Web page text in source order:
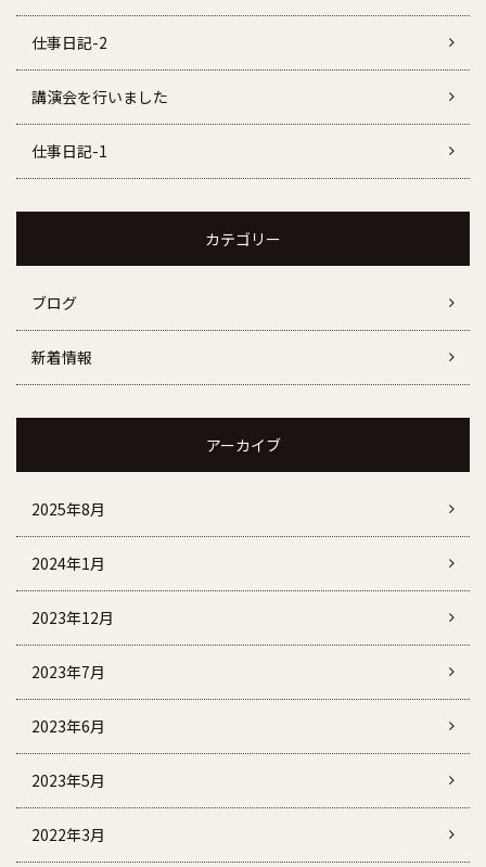
仕事日記-2
講演会を行いました
仕事日記-1
カテゴリー
ブログ
新着情報
アーカイブ
2025年8月
2024年1月
2023年12月
2023年7月
2023年6月
2023年5月
2022年3月